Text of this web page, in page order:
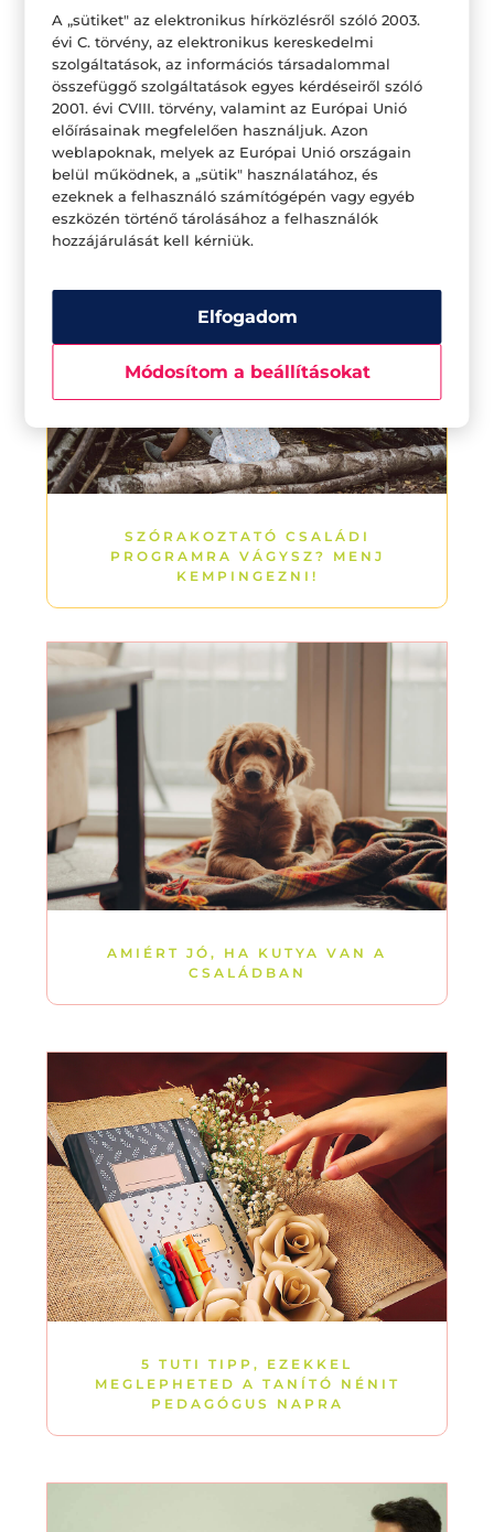
7 DOLOG AMIT A LEGJOBB
BARÁTTAL ÉRDEMES MEGTENNI
SZÓRAKOZTATÓ CSALÁDI
PROGRAMRA VÁGYSZ? MENJ
KEMPINGEZNI!
AMIÉRT JÓ, HA KUTYA VAN A
CSALÁDBAN
5 TUTI TIPP, EZEKKEL
MEGLEPHETED A TANÍTÓ NÉNIT
PEDAGÓGUS NAPRA
A „sütiket" az elektronikus hírközlésről szóló 2003.
évi C. törvény, az elektronikus kereskedelmi
szolgáltatások, az információs társadalommal
összefüggő szolgáltatások egyes kérdéseiről szóló
2001. évi CVIII. törvény, valamint az Európai Unió
előírásainak megfelelően használjuk. Azon
weblapoknak, melyek az Európai Unió országain
belül működnek, a „sütik" használatához, és
ezeknek a felhasználó számítógépén vagy egyéb
eszközén történő tárolásához a felhasználók
hozzájárulását kell kérniük.
Elfogadom
Módosítom a beállításokat